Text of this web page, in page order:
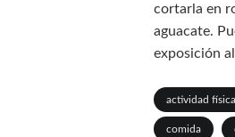
cortarla en
aguacate.
exposición
actividad física
comida